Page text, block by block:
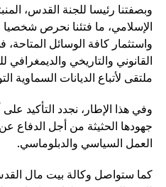
وبصفتنا رئيسا للجنة القدس،
الإسلامي، ما فتئنا نحرص
واستثمار كافة الوسائل
القانوني والتاريخي والديمغرافي
ملتقى لأتباع الديانات السماوية
وفي هذا الإطار، نجدد التأكيد
جهودها الحثيثة من أجل الدفاع
العمل السياسي والدبلوماسي.
كما ستواصل وكالة بيت مال